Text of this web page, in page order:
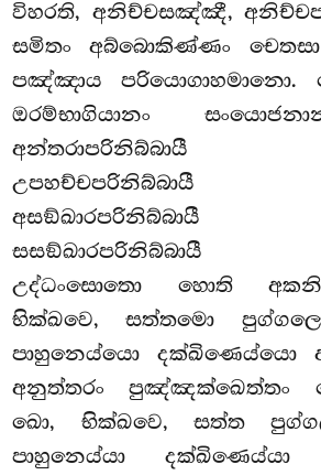
විහරති, අනිච්චසඤ්ඤී,
සමිතං අබ්බොකිණ්ණං
පඤ්ඤාය
ඔරම්භාගියානං
අන්තරාපරිනිබ්බායී
උපහච්චපරිනිබ්බායී
අසඞ්ඛාරපරිනිබ්බායී
සසඞ්ඛාරපරිනිබ්බායී
උද්ධංසොතො හොති
භික්ඛවෙ, සත්තමො
පාහුනෙය්යො දක්ඛිණෙය්යො
අනුත්තරං පුඤ්ඤක්ඛෙත්තං
ඛො, භික්ඛවෙ, සත්ත
පාහුනෙය්යා දක්ඛිණෙය්යා